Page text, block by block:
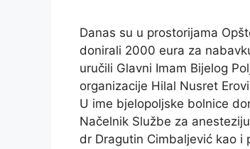
Danas su u prostorijama
donirali 2000 eura za
uručili Glavni Imam Bijelog
organizacije Hilal Nusret
U ime bjelopoljske bolnice
Načelnik Službe za
dr Dragutin Cimbaljević kao i